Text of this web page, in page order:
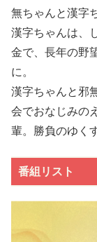
無ちゃんと漢字
漢字ちゃんは、
金で、長年の野
に。
漢字ちゃんと邪
会でおなじみの
輩。勝負のゆく
番組リスト